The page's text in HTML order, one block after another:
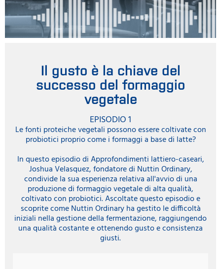
Il gusto è la chiave del
successo del formaggio
vegetale
EPISODIO 1
Le fonti proteiche vegetali possono essere coltivate con
probiotici proprio come i formaggi a base di latte?
In questo episodio di Approfondimenti lattiero-caseari,
Joshua Velasquez, fondatore di Nuttin Ordinary,
condivide la sua esperienza relativa all'avvio di una
produzione di formaggio vegetale di alta qualità,
coltivato con probiotici. Ascoltate questo episodio e
scoprite come Nuttin Ordinary ha gestito le difficoltà
iniziali nella gestione della fermentazione, raggiungendo
una qualità costante e ottenendo gusto e consistenza
giusti.